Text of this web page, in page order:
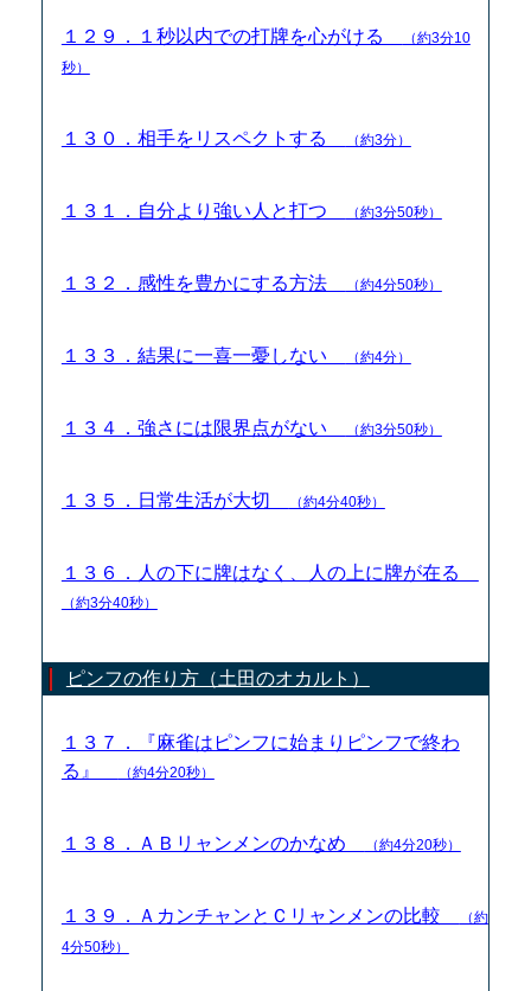
１２９．１秒以内での打牌を心がける
（約3分10
秒）
１３０．相手をリスペクトする （約3分）
１３１．自分より強い人と打つ （約3分50秒）
１３２．感性を豊かにする方法 （約4分50秒）
１３３．結果に一喜一憂しない （約4分）
１３４．強さには限界点がない （約3分50秒）
１３５．日常生活が大切 （約4分40秒）
１３６．人の下に牌はなく、人の上に牌が在る
（約3分40秒）
ピンフの作り方（土田のオカルト）
１３７．『麻雀はピンフに始まりピンフで終わ
る』
（約4分20秒）
１３８．ＡＢリャンメンのかなめ （約4分20秒）
１３９．ＡカンチャンとＣリャンメンの比較
（約
4分50秒）